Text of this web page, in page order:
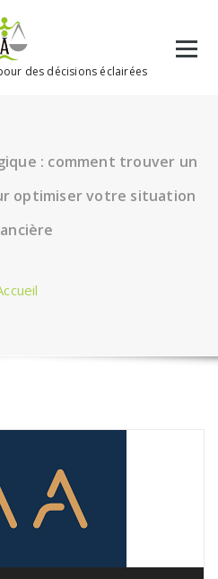
des décisions éclairées
: comment trouver un
optimiser votre situation